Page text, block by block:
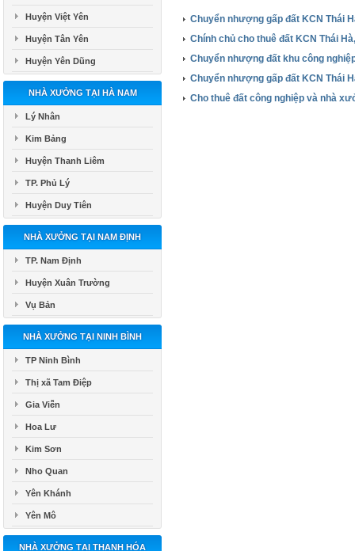
Huyện Việt Yên
Huyện Tân Yên
Huyện Yên Dũng
NHÀ XƯỞNG TẠI HÀ NAM
Lý Nhân
Kim Bảng
Huyện Thanh Liêm
TP. Phủ Lý
Huyện Duy Tiên
NHÀ XƯỞNG TẠI NAM ĐỊNH
TP. Nam Định
Huyện Xuân Trường
Vụ Bản
NHÀ XƯỞNG TẠI NINH BÌNH
TP Ninh Bình
Thị xã Tam Điệp
Gia Viễn
Hoa Lư
Kim Sơn
Nho Quan
Yên Khánh
Yên Mô
NHÀ XƯỞNG TẠI THANH HÓA
Chuyển nhượng gấp đất KCN Thái
Chính chủ cho thuê đất KCN Thái
Chuyển nhượng đất khu công
Chuyển nhượng gấp đất KCN Thái
Cho thuê đất công nghiệp và nhà